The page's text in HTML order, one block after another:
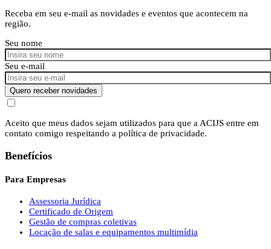
Receba em seu e-mail as novidades e eventos que acontecem na
região.
Seu nome
Seu e-mail
Quero receber novidades
Aceito que meus dados sejam utilizados para que a ACIJS entre em
contato comigo respeitando a política de privacidade.
Benefícios
Para Empresas
Assessoria Jurídica
Certificado de Origem
Gestão de compras coletivas
Locação de salas e equipamentos multimídia